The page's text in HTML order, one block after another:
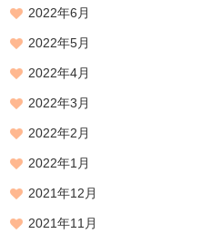
2022年6月
2022年5月
2022年4月
2022年3月
2022年2月
2022年1月
2021年12月
2021年11月